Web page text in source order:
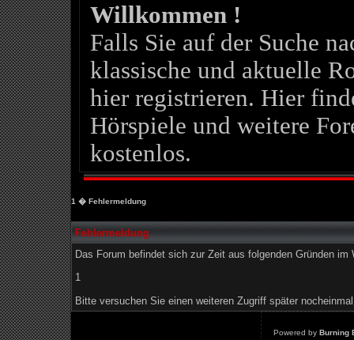
Willkommen !
Falls Sie auf der Suche
klassische und aktuelle
hier registrieren. Hier
Hörspiele und weitere
kostenlos.
1 � Fehlermeldung
Fehlermeldung
Das Forum befindet sich zur Zeit aus folgenden Gründen im
1
Bitte versuchen Sie einen weiteren Zugriff später
Powered by Burning